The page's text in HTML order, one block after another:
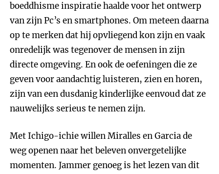
boeddhisme inspiratie haalde voor het ontwerp
van zijn Pc’s en smartphones. Om meteen daarna
op te merken dat hij opvliegend kon zijn en vaak
onredelijk was tegenover de mensen in zijn
directe omgeving. En ook de oefeningen die ze
geven voor aandachtig luisteren, zien en horen,
zijn van een dusdanig kinderlijke eenvoud dat ze
nauwelijks serieus te nemen zijn.
Met Ichigo-ichie willen Miralles en Garcia de
weg openen naar het beleven onvergetelijke
momenten. Jammer genoeg is het lezen van dit